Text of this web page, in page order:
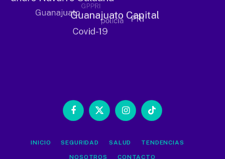
Facebook
X
InstagramTikTok
INICIO SEGURIDAD SALUD TENDENCIAS
NOSOTROS CONTACTO